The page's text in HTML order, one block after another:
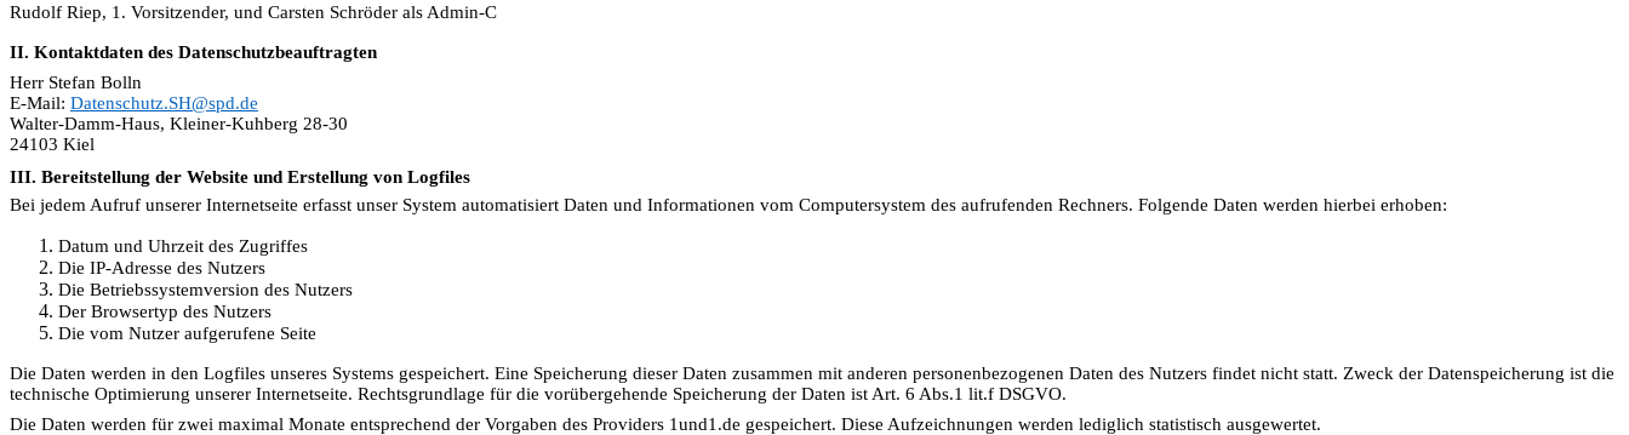
Rudolf Riep, 1. Vorsitzender, und Carsten Schröder als Admin-C
II. Kontaktdaten des Datenschutzbeauftragten
Herr Stefan Bolln
E-Mail: Datenschutz.SH@spd.de
Walter-Damm-Haus, Kleiner-Kuhberg 28-30
24103 Kiel
III. Bereitstellung der Website und Erstellung von Logfiles
Bei jedem Aufruf unserer Internetseite erfasst unser System automatisiert Daten und Informationen vom Computersystem des aufrufenden Rechners. Folgende Daten werden hierbei erhoben:
Datum und Uhrzeit des Zugriffes
Die IP-Adresse des Nutzers
Die Betriebssystemversion des Nutzers
Der Browsertyp des Nutzers
Die vom Nutzer aufgerufene Seite
Die Daten werden in den Logfiles unseres Systems gespeichert. Eine Speicherung dieser Daten zusammen mit anderen personenbezogenen Daten des Nutzers findet nicht statt. Zweck der Datenspeicherung ist die
technische Optimierung unserer Internetseite. Rechtsgrundlage für die vorübergehende Speicherung der Daten ist Art. 6 Abs.1 lit.f DSGVO.
Die Daten werden für zwei maximal Monate entsprechend der Vorgaben des Providers 1und1.de gespeichert. Diese Aufzeichnungen werden lediglich statistisch ausgewertet.